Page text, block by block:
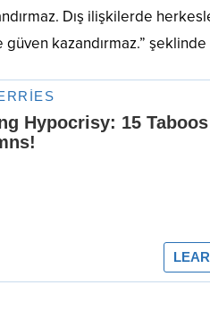
Dış ilişkilerde
kazandırmaz.”